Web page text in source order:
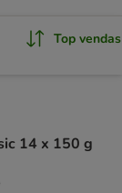
Top vendas
14 x 150 g